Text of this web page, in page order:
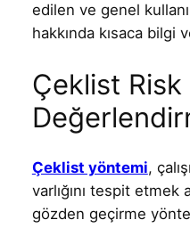
edilen ve genel
hakkında kısaca bilgi
Çeklist Risk
Çeklist yöntemi,
varlığını tespit etmek
gözden geçirme